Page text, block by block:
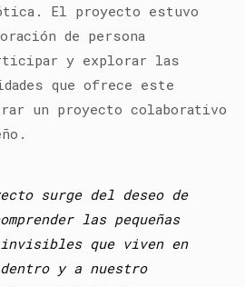
El proyecto estuvo
de persona
y explorar las
que ofrece este
un proyecto colaborativo
surge del deseo de
las pequeñas
que viven en
y a nuestro